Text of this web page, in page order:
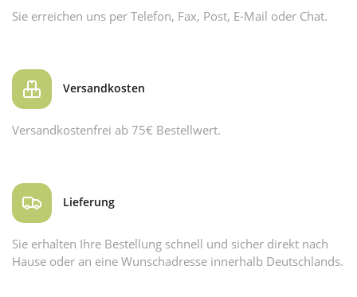
Sie erreichen uns per Telefon, Fax, Post, E-Mail oder Chat.
Versandkosten
Versandkostenfrei ab 75€ Bestellwert.
Lieferung
Sie erhalten Ihre Bestellung schnell und sicher direkt nach
Hause oder an eine Wunschadresse innerhalb Deutschlands.